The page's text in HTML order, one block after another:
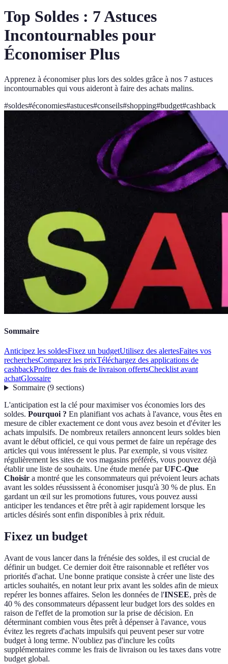
Top Soldes : 7 Astuces
Incontournables pour
Économiser Plus
Apprenez à économiser plus lors des soldes grâce à nos 7 astuces
incontournables qui vous aideront à faire des achats malins.
#soldes#économies#astuces#conseils#shopping#budget#cashback
Sommaire
Anticipez les soldesFixez un budgetUtilisez des alertesFaites vos
recherchesComparez les prixTéléchargez des applications de
cashbackProfitez des frais de livraison offertsChecklist avant
achatGlossaire
Sommaire(9 sections)
L'anticipation est la clé pour maximiser vos économies lors des
soldes. Pourquoi ? En planifiant vos achats à l'avance, vous êtes en
mesure de cibler exactement ce dont vous avez besoin et d'éviter les
achats impulsifs. De nombreux retailers annoncent leurs soldes bien
avant le début officiel, ce qui vous permet de faire un repérage des
articles qui vous intéressent le plus. Par exemple, si vous visitez
régulièrement les sites de vos magasins préférés, vous pouvez déjà
établir une liste de souhaits. Une étude menée parUFC-Que
Choisir a montré que les consommateurs qui prévoient leurs achats
avant les soldes réussissent à économiser jusqu'à 30 % de plus. En
gardant un œil sur les promotions futures, vous pouvez aussi
anticiper les tendances et être prêt à agir rapidement lorsque les
articles désirés sont enfin disponibles à prix réduit.
Fixez un budget
Avant de vous lancer dans la frénésie des soldes, il est crucial de
définir un budget. Ce dernier doit être raisonnable et refléter vos
priorités d'achat. Une bonne pratique consiste à créer une liste des
articles souhaités, en notant leur prix avant les soldes afin de mieux
repérer les bonnes affaires. Selon les données de l'INSEE, près de
40 % des consommateurs dépassent leur budget lors des soldes en
raison de l'effet de la promotion sur la prise de décision. En
déterminant combien vous êtes prêt à dépenser à l'avance, vous
évitez les regrets d'achats impulsifs qui peuvent peser sur votre
budget à long terme. N'oubliez pas d'inclure les coûts
supplémentaires comme les frais de livraison ou les taxes dans votre
budget global.